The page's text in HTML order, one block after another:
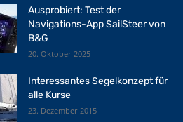
Ausprobiert: Test der
Navigations-App SailSteer von
B&G
20. Oktober 2025
Interessantes Segelkonzept für
alle Kurse
23. Dezember 2015